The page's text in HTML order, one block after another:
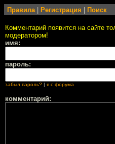
Правила| Регистрация Поиск
Комментарий появится на сайте
модератором!
имя:
пароль:
забыл пароль? я с форума
комментарий: